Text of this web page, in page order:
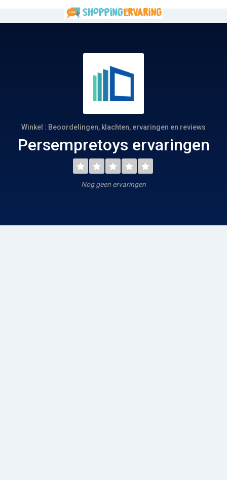
Winkel : Beoordelingen, klachten, ervaringen en reviews
Persempretoys ervaringen
Nog geen ervaringen